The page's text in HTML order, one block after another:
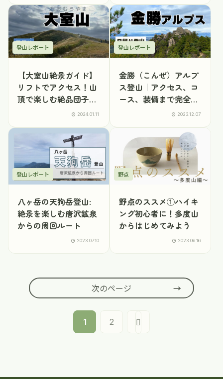
登山レポート
【大室山絶景ガイド】
リフトでアクセス！山
頂で楽しむ絶品団子と
2024.01.11
登山レポート
金勝（こんぜ）アルプ
ス登山｜アクセス、コ
ース、装備まで完全レ
2023.12.07
登山レポート
八ヶ岳の天狗岳登山:
絶景を楽しむ唐沢鉱泉
からの周回ルート
2023.07.10
野点
野点のススメ①ハイキ
ング初心者に！多度山
からはじめてみよう
2023.06.16
次のページ
1 2 次